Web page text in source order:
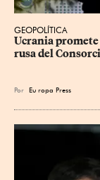
GEOPOLÍTICA
Ucrania promete
rusa del
Por Eu ropa Press